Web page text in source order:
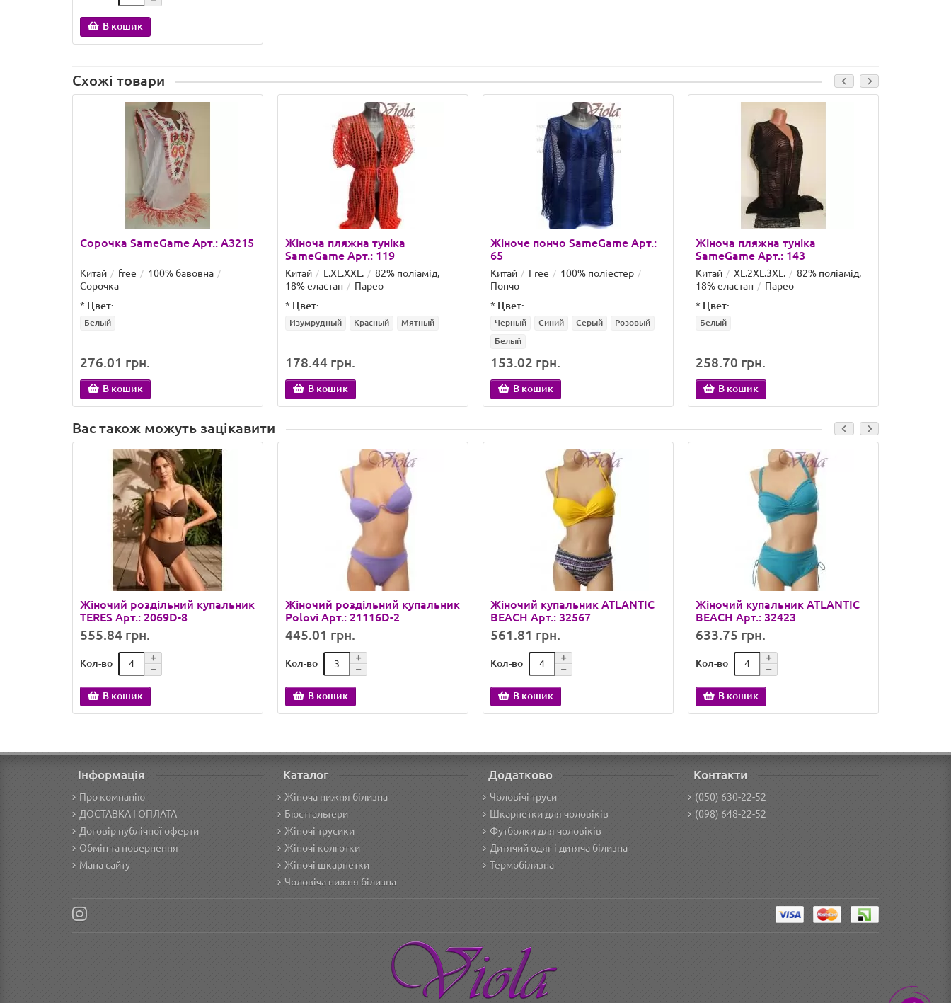
В кошик
Схожі товари
Сорочка SameGame Арт.: A3215
Китай free
100% бавовна
Сорочка
* Цвет:
Белый
276.01 грн.
В кошик
Жіноча пляжна туніка
SameGame Арт.: 119
Китай L.XL.XXL.
82% поліамід,
18% еластан
Парео
* Цвет:
Изумрудный Красный Мятный
178.44 грн.
В кошик
Жіноче пончо SameGame Арт.:
65
Китай Free
100% поліестер
Пончо
* Цвет:
Черный Синий Серый
Розовый
Белый
153.02 грн.
В кошик
Жіноча пляжна туніка
SameGame Арт.: 143
Китай XL.2XL.3XL.
82% поліамід,
18% еластан
Парео
* Цвет:
Белый
258.70 грн.
В кошик
Вас також можуть зацікавити
Жіночий роздільний купальник
TERES Арт.: 2069D-8
555.84 грн.
Кол-во
В кошик
Жіночий роздільний купальник
Polovi Арт.: 21116D-2
445.01 грн.
Кол-во
В кошик
Жіночий купальник ATLANTIC
BEACH Арт.: 32567
561.81 грн.
Кол-во
В кошик
Жіночий купальник ATLANTIC
BEACH Арт.: 32423
633.75 грн.
Кол-во
В кошик
Інформація
Про компанію
ДОСТАВКА І ОПЛАТА
Договір публічної оферти
Обмін та повернення
Мапа сайту
Каталог
Жіноча нижня білизна
Бюстгальтери
Жіночі трусики
Жіночі колготки
Жіночі шкарпетки
Чоловіча нижня білизна
Додатково
Чоловічі труси
Шкарпетки для чоловіків
Футболки для чоловіків
Дитячий одяг і дитяча білизна
Термобілизна
Контакти
(050) 630-22-52
(098) 648-22-52